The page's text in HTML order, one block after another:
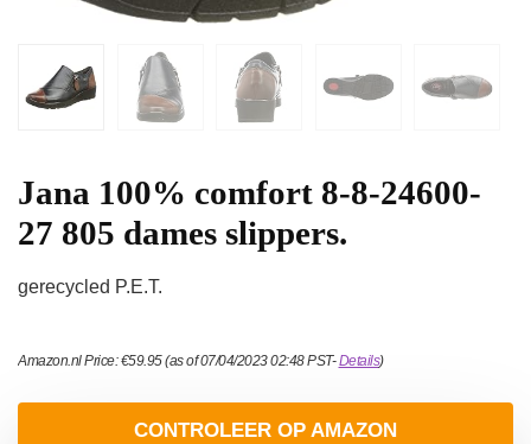
Jana 100% comfort 8-8-24600-
27 805 dames slippers.
gerecycled P.E.T.
Amazon.nl Price:€59.95(as of 07/04/2023 02:48 PST-Details)
CONTROLEER OP AMAZON